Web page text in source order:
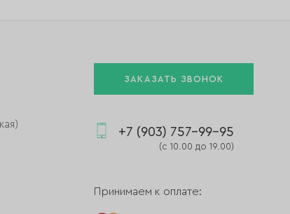
ЗАКАЗАТЬ ЗВОНОК
+7 (903) 757-99-95
(с 10.00 до 19.00)
Принимаем к оплате: